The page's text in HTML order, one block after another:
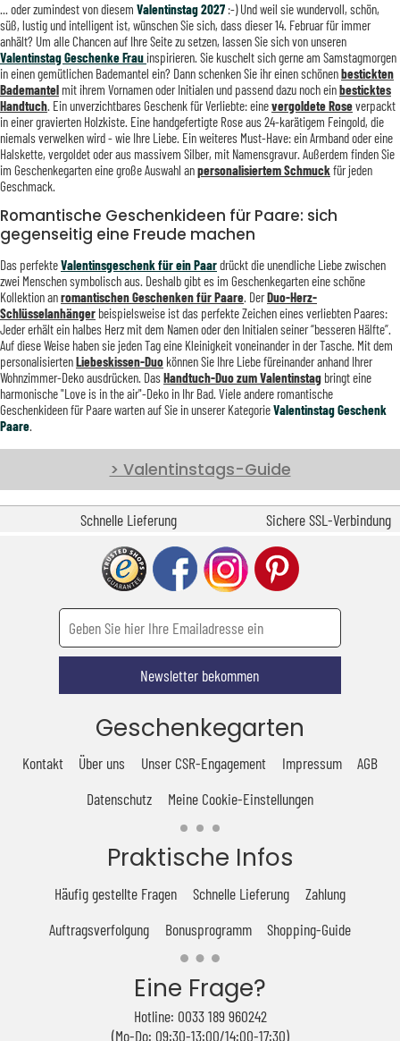
... oder zumindest von diesem Valentinstag 2027 :-) Und weil sie wundervoll, schön,
süß, lustig und intelligent ist, wünschen Sie sich, dass dieser 14. Februar für immer
anhält? Um alle Chancen auf Ihre Seite zu setzen, lassen Sie sich von unseren
Valentinstag Geschenke Frauinspirieren. Sie kuschelt sich gerne am Samstagmorgen
in einen gemütlichen Bademantel ein? Dann schenken Sie ihr einen schönenbestickten
Bademantel mit ihrem Vornamen oder Initialen und passend dazu noch einbesticktes
Handtuch. Ein unverzichtbares Geschenk für Verliebte: einevergoldete Roseverpackt
in einer gravierten Holzkiste. Eine handgefertigte Rose aus 24-karätigem Feingold, die
niemals verwelken wird - wie Ihre Liebe. Ein weiteres Must-Have: ein Armband oder eine
Halskette, vergoldet oder aus massivem Silber, mit Namensgravur. Außerdem finden Sie
im Geschenkegarten eine große Auswahl anpersonalisiertem Schmuckfür jeden
Geschmack.
Romantische Geschenkideen für Paare: sich
gegenseitig eine Freude machen
Das perfekteValentinsgeschenk für ein Paardrückt die unendliche Liebe zwischen
zwei Menschen symbolisch aus. Deshalb gibt es im Geschenkegarten eine schöne
Kollektion anromantischen Geschenken für Paare. DerDuo-Herz-
Schlüsselanhänger beispielsweise ist das perfekte Zeichen eines verliebten Paares:
Jeder erhält ein halbes Herz mit dem Namen oder den Initialen seiner “besseren Hälfte”.
Auf diese Weise haben sie jeden Tag eine Kleinigkeit voneinander in der Tasche. Mit dem
personalisiertenLiebeskissen-Duo können Sie Ihre Liebe füreinander anhand Ihrer
Wohnzimmer-Deko ausdrücken. DasHandtuch-Duo zum Valentinstag bringt eine
harmonische "Love is in the air"-Deko in Ihr Bad. Viele andere romantische
Geschenkideen für Paare warten auf Sie in unserer KategorieValentinstag Geschenk
Paare.
> Valentinstags-Guide
Schnelle Lieferung Sichere SSL-Verbindung
Newsletter bekommen
Geschenkegarten
Kontakt Über uns Unser CSR-Engagement Impressum
AGB
Datenschutz
Meine Cookie-Einstellungen
Praktische Infos
Häufig gestellte Fragen Schnelle Lieferung
Zahlung
Auftragsverfolgung
Bonusprogramm Shopping-Guide
Eine Frage?
Hotline: 0033 189 960242
(Mo-Do: 09:30-13:00/14:00-17:30)